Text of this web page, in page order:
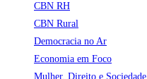
CBN RH
CBN Rural
Democracia no Ar
Economia em Foco
Mulher, Direito e Sociedade